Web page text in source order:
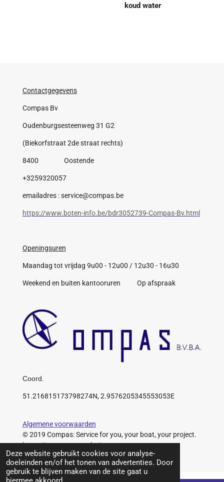
Deze website gebruikt cookies voor analyse-
doeleinden en/of het tonen van advertenties. Door
gebruik te blijven maken van de site gaat u
koud water
Contactgegevens
Compas Bv
Oudenburgsesteenweg 31 G2
(Biekorfstraat 2de straat rechts)
8400 Oostende
+3259320057
emailadres : service@compas.be
https://www.boten-info.be/bdr3052739-Compas-Bv.html
Openingsuren
Maandag tot vrijdag 9u00 - 12u00 / 12u30 - 16u30
Weekend en buiten kantooruren Op afspraak
Coord.
51.216815173798274N, 2.9576205345553053E
Algemene voorwaarden
© 2019 Compas: Service for you, your boat, your project.
https://www.compas.be/